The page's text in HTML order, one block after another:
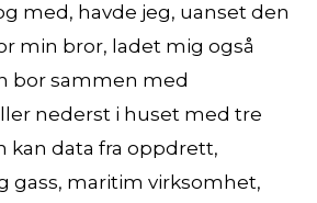
med, havde jeg, uanset den
min bror, ladet mig også
bor sammen med
nederst i huset med tre
kan data fra oppdrett,
gass, maritim virksomhet,